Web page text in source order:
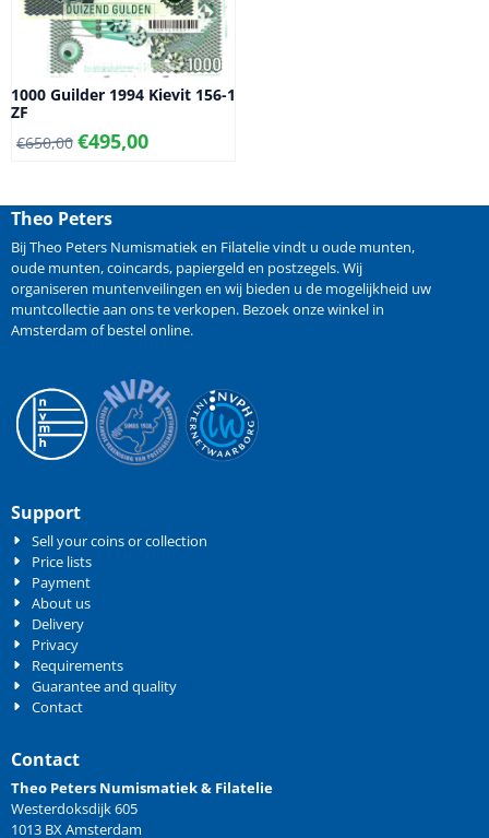
1000 Guilder 1994 Kievit 156-1
ZF
€650,00 €495,00
Theo Peters
Bij Theo Peters Numismatiek en Filatelie vindt u oude munten,
oude munten,coincards, papiergeld en postzegels. Wij
organiseren muntenveilingen en wij bieden u de mogelijkheid uw
muntcollectie aan ons te verkopen. Bezoek onze winkel in
Amsterdam of bestel online.
Support
Sell your coins or collection
Price lists
Payment
About us
Delivery
Privacy
Requirements
Guarantee and quality
Contact
Contact
Theo Peters Numismatiek & Filatelie
Westerdoksdijk 605
1013 BX Amsterdam